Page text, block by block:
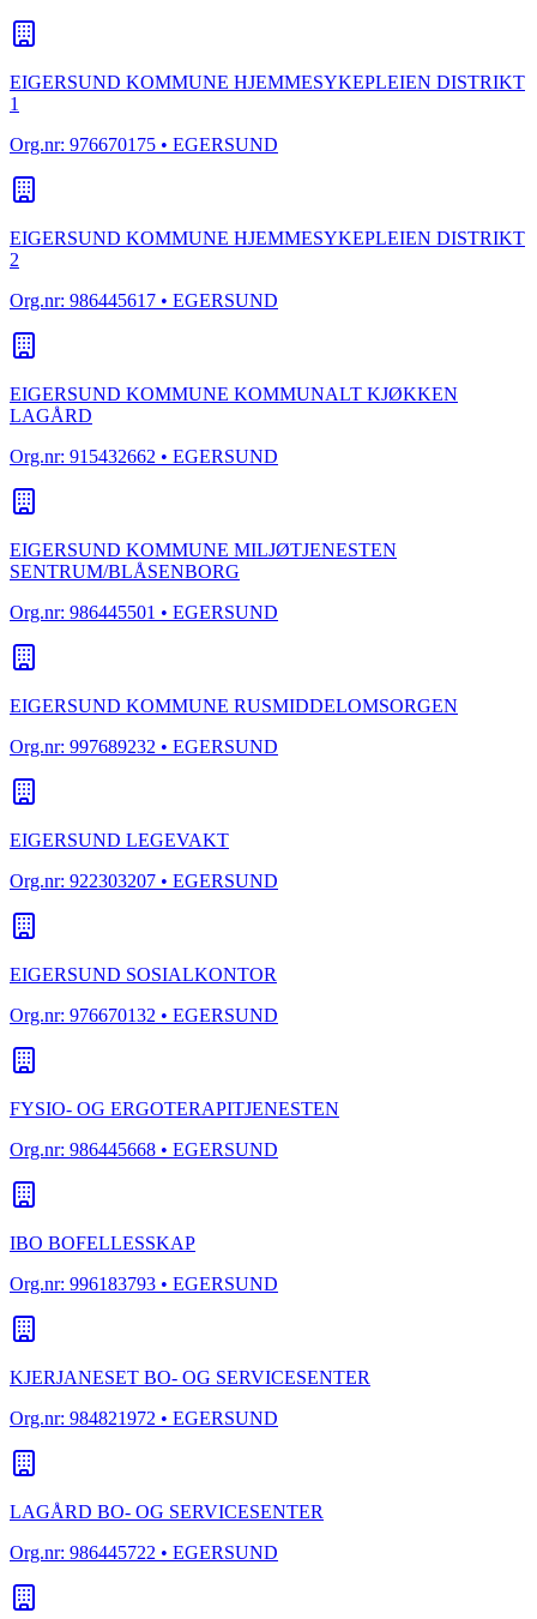
EIGERSUND KOMMUNE HJEMMESYKEPLEIEN DISTRIKT
1
Org.nr: 976670175 • EGERSUND
EIGERSUND KOMMUNE HJEMMESYKEPLEIEN DISTRIKT
2
Org.nr: 986445617 • EGERSUND
EIGERSUND KOMMUNE KOMMUNALT KJØKKEN
LAGÅRD
Org.nr: 915432662 • EGERSUND
EIGERSUND KOMMUNE MILJØTJENESTEN
SENTRUM/BLÅSENBORG
Org.nr: 986445501 • EGERSUND
EIGERSUND KOMMUNE RUSMIDDELOMSORGEN
Org.nr: 997689232 • EGERSUND
EIGERSUND LEGEVAKT
Org.nr: 922303207 • EGERSUND
EIGERSUND SOSIALKONTOR
Org.nr: 976670132 • EGERSUND
FYSIO- OG ERGOTERAPITJENESTEN
Org.nr: 986445668 • EGERSUND
IBO BOFELLESSKAP
Org.nr: 996183793 • EGERSUND
KJERJANESET BO- OG SERVICESENTER
Org.nr: 984821972 • EGERSUND
LAGÅRD BO- OG SERVICESENTER
Org.nr: 986445722 • EGERSUND